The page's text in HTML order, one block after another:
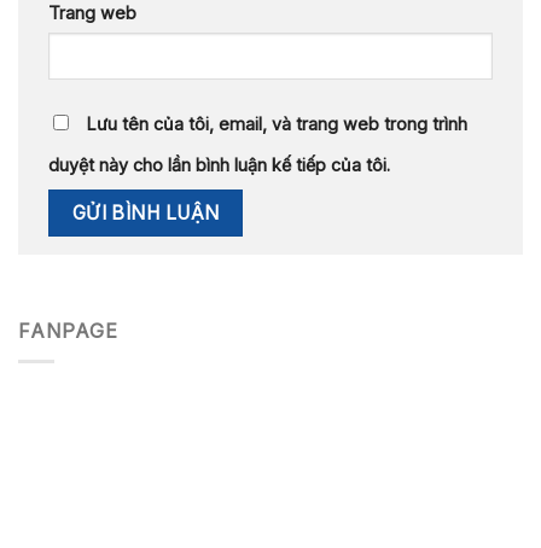
Trang web
Lưu tên của tôi, email, và trang web trong trình
duyệt này cho lần bình luận kế tiếp của tôi.
FANPAGE